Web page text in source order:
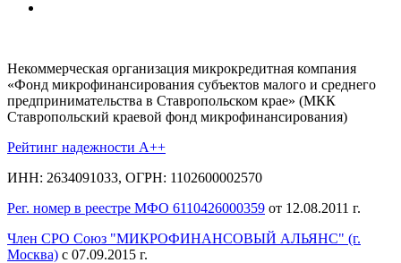
Некоммерческая организация микрокредитная компания
«Фонд микрофинансирования субъектов малого и среднего
предпринимательства в Ставропольском крае» (МКК
Ставропольский краевой фонд микрофинансирования)
Рейтинг надежности A++
ИНН: 2634091033, ОГРН: 1102600002570
Рег. номер в реестре МФО 6110426000359 от 12.08.2011 г.
Член СРО Союз "МИКРОФИНАНСОВЫЙ АЛЬЯНС" (г.
Москва) с 07.09.2015 г.